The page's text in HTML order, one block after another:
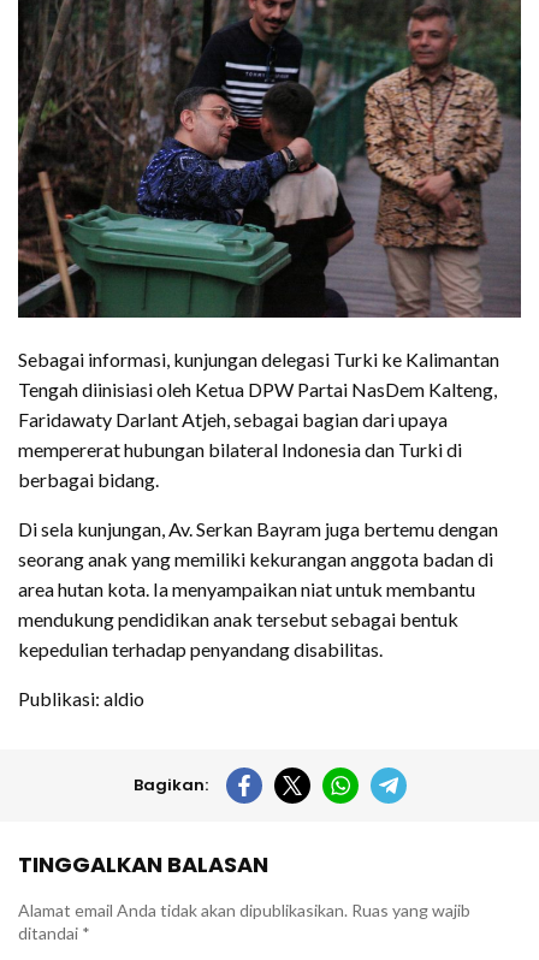
Sebagai informasi, kunjungan delegasi Turki ke Kalimantan
Tengah diinisiasi oleh Ketua DPW Partai NasDem Kalteng,
Faridawaty Darlant Atjeh, sebagai bagian dari upaya
mempererat hubungan bilateral Indonesia dan Turki di
berbagai bidang.
Di sela kunjungan, Av. Serkan Bayram juga bertemu dengan
seorang anak yang memiliki kekurangan anggota badan di
area hutan kota. Ia menyampaikan niat untuk membantu
mendukung pendidikan anak tersebut sebagai bentuk
kepedulian terhadap penyandang disabilitas.
Publikasi: aldio
Bagikan:
TINGGALKAN BALASAN
Alamat email Anda tidak akan dipublikasikan. Ruas yang wajib
ditandai *